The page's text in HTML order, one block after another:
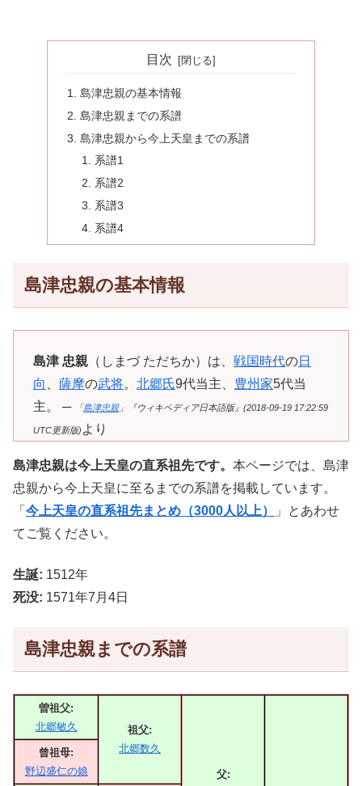
目次
島津忠親の基本情報
島津忠親までの系譜
島津忠親から今上天皇までの系譜
系譜1
系譜2
系譜3
系譜4
島津忠親の基本情報
島津 忠親 （しまづ ただちか）は、 戦国時代の日
向 、 薩摩の武将。 北郷氏9代当主、 豊州家5代当
主。 ─
「島津忠親」『ウィキペディア日本語版』(2018-09-19 17:22:59
UTC更新版) より
島津忠親は今上天皇の直系祖先です。 本ページでは、島津
忠親から今上天皇に至るまでの系譜を掲載しています。
「 今上天皇の直系祖先まとめ（3000人以上）
」とあわせ
てご覧ください。
生誕: 1512年
死没: 1571年7月4日
島津忠親までの系譜
曽祖父:
北郷敏久
祖父:
北郷数久
父:
曾祖母:
野辺盛仁の娘